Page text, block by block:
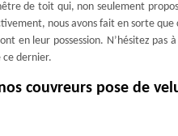
de toit qui, non seulement
nous avons fait en sorte
en leur possession. N’hésitez
ce dernier.
couvreurs pose de